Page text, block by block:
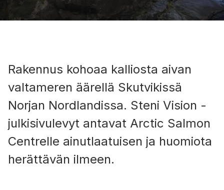
Rakennus kohoaa kalliosta aivan
valtameren äärellä Skutvikissä
Norjan Nordlandissa. Steni Vision -
julkisivulevyt antavat Arctic Salmon
Centrelle ainutlaatuisen ja huomiota
herättävän ilmeen.